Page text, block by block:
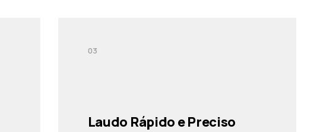
03
Laudo Rápido e Preciso